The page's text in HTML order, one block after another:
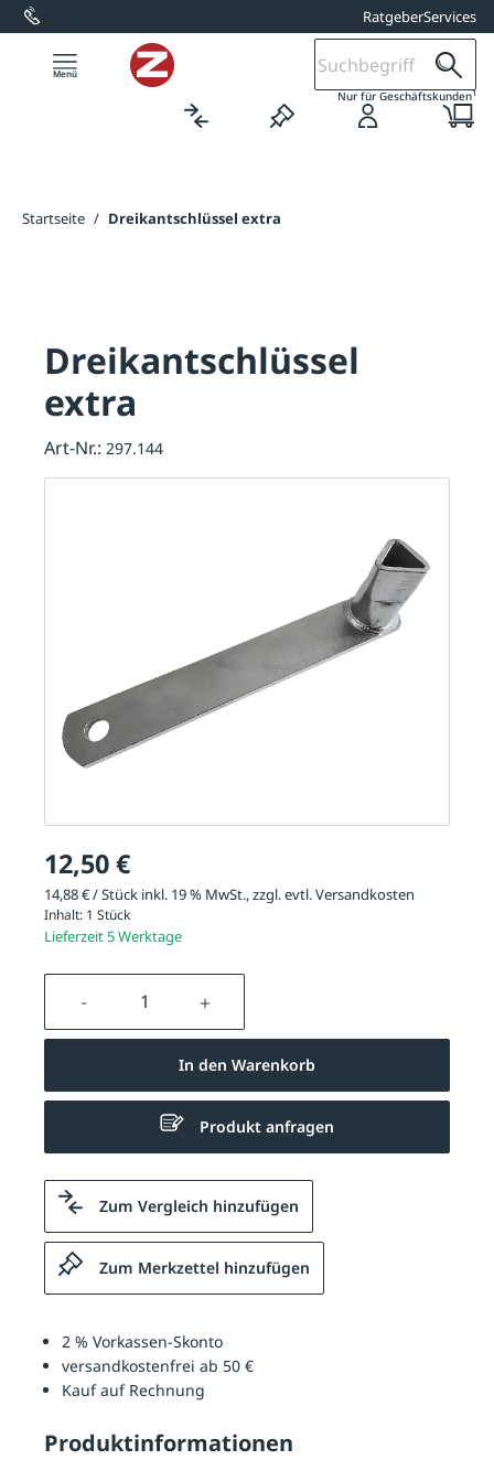
springen RatgeberServices
Nur für Geschäftskunden1
Startseite / Dreikantschlüssel extra
12,50 €
14,88 € / Stück inkl. 19 % MwSt., zzgl. evtl.Versandkosten
Inhalt: 1 Stück
Lieferzeit 5 Werktage
Produkt Anzahl: Gib den
In den Warenkorb
Produkt anfragen
Zum Vergleich hinzufügen
Zum Merkzettel hinzufügen
2 % Vorkassen-Skonto
versandkostenfrei ab 50 €
Kauf auf Rechnung
Produktinformationen
Dreikantschlüssel
extra
Art-Nr.: 297.144